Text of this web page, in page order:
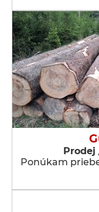
Prodej
Ponúkam